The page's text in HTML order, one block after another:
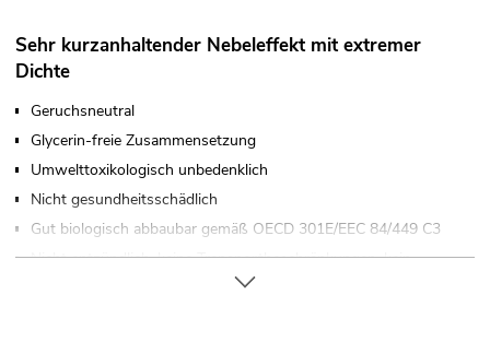
Sehr kurzanhaltender Nebeleffekt mit extremer
Dichte
Geruchsneutral
Glycerin-freie Zusammensetzung
Umwelttoxikologisch unbedenklich
Nicht gesundheitsschädlich
Gut biologisch abbaubar gemäß OECD 301E/EEC 84/449 C3
Nicht entzündlich, keine Transportbeschränkungen, kein